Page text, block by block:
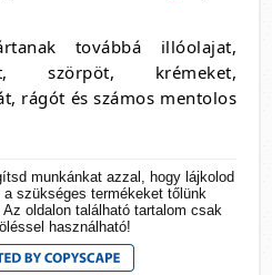
továbbá illóolajat,
szörpöt, krémeket,
rágót és számos mentolos
munkánkat azzal, hogy lájkolod
szükséges termékeket tőlünk
oldalon található tartalom csak
használható!